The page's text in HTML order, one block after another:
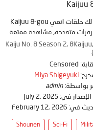
Kaijuu
مرحبا بك في موقع انمي دار animedar نقدم لك حلقات انمي Kaijuu 8-gou
Kaiju No. 8 Season 2,
Miya Shigeyuki
بواسطة: admin
الإصدار في: July 2, 2025
في: February 12, 2026
Sci-Fi
Shounen